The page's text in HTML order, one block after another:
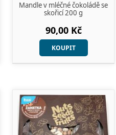
Mandle v mléčné čokoládě se
skořicí 200 g
90,00 Kč
KOUPIT